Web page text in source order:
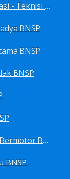
Sertifikasi Pengawas Instrumentasi - Teknisi Instrumentasi Tingkat 1 Dan 2 BNSP
BNSP
BNSP
BNSP
Sertifikasi Pengemudi Angkutan Bermotor BNSP
BNSP